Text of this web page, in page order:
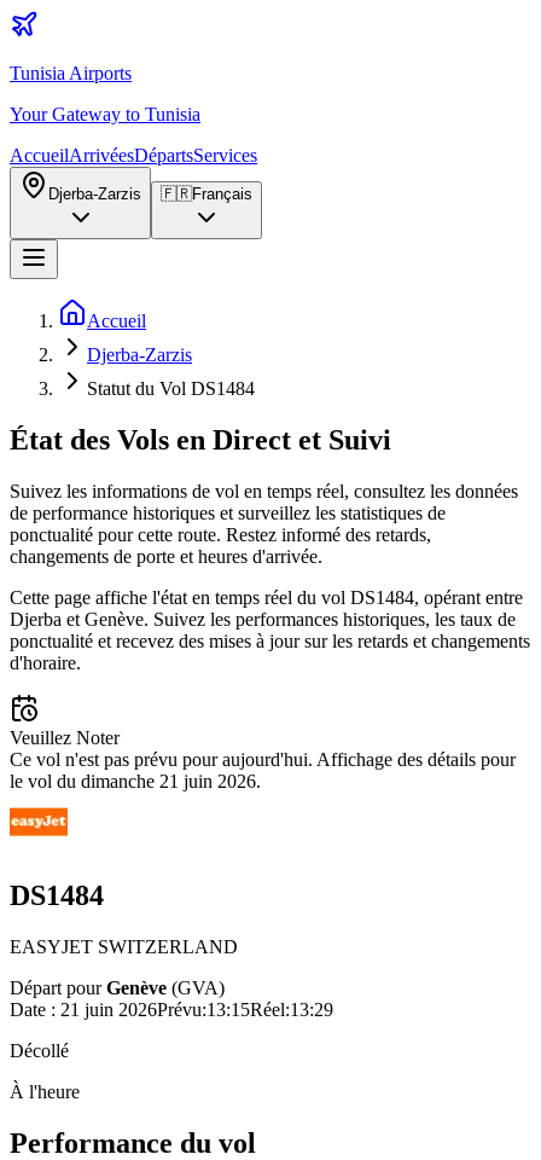
Tunisia Airports
Your Gateway to Tunisia
AccueilArrivéesDépartsServices
Djerba-Zarzis 🇫🇷Français
Accueil
Djerba-Zarzis
Statut du Vol DS1484
État des Vols en Direct et Suivi
Suivez les informations de vol en temps réel, consultez les données
de performance historiques et surveillez les statistiques de
ponctualité pour cette route. Restez informé des retards,
changements de porte et heures d'arrivée.
Cette page affiche l'état en temps réel du vol DS1484, opérant entre
Djerba et Genève. Suivez les performances historiques, les taux de
ponctualité et recevez des mises à jour sur les retards et changements
d'horaire.
Veuillez Noter
Ce vol n'est pas prévu pour aujourd'hui. Affichage des détails pour
le vol du dimanche 21 juin 2026.
DS1484
EASYJET SWITZERLAND
Départ pour Genève (GVA)
Date : 21 juin 2026Prévu:13:15Réel:13:29
Décollé
À l'heure
Performance du vol